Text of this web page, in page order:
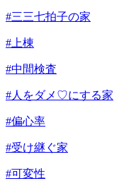
#三三七拍子の家
#上棟
#中間検査
#人をダメ♡にする家
#偏心率
#受け継ぐ家
#可変性